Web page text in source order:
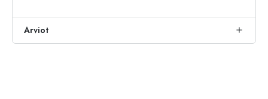
Arviot